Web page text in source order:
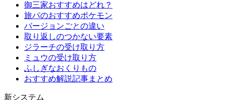
御三家おすすめはどれ？
旅パのおすすめポケモン
バージョンごとの違い
取り返しのつかない要素
ジラーチの受け取り方
ミュウの受け取り方
ふしぎなおくりもの
おすすめ解説記事まとめ
新システム